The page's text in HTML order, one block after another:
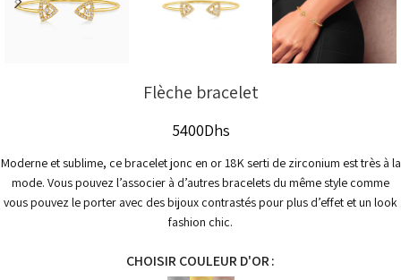
Flèche bracelet
5400Dhs
Moderne et sublime, ce bracelet jonc en or 18K serti de zirconium est très à la
mode. Vous pouvez l’associer à d’autres bracelets du même style comme
vous pouvez le porter avec des bijoux contrastés pour plus d’effet et un look
fashion chic.
CHOISIR COULEUR D'OR